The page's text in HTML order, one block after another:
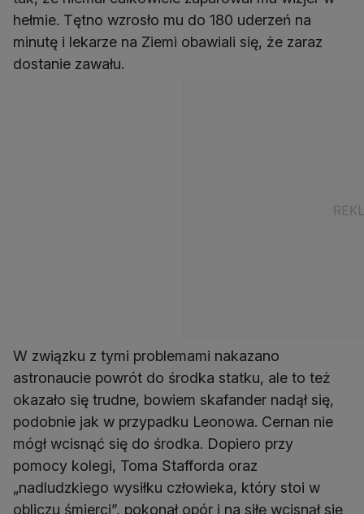
hełmie. Tętno wzrosło mu do 180 uderzeń na
minutę i lekarze na Ziemi obawiali się, że zaraz
dostanie zawału.
W związku z tymi problemami nakazano
astronaucie powrót do środka statku, ale to też
okazało się trudne, bowiem skafander nadął się,
podobnie jak w przypadku Leonowa. Cernan nie
mógł wcisnąć się do środka. Dopiero przy
pomocy kolegi, Toma Stafforda oraz
„nadludzkiego wysiłku człowieka, który stoi w
obliczu śmierci”, pokonał opór i na siłę wcisnął się